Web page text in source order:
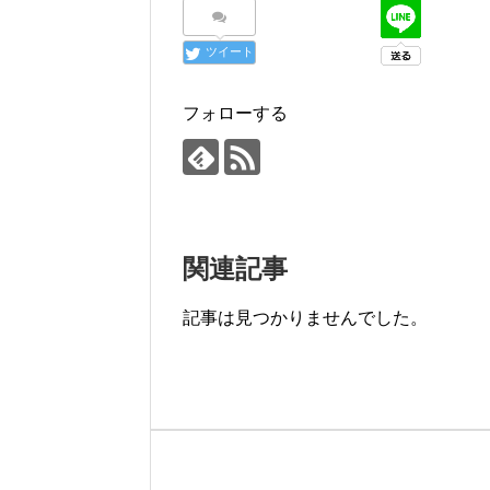
ツイート
フォローする
関連記事
記事は見つかりませんでした。